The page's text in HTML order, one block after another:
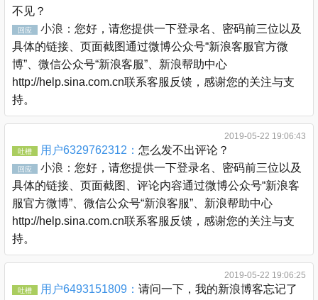
不见？
回应 小浪： 您好，请您提供一下登录名、密码前三位以及
具体的链接、页面截图通过微博公众号“新浪客服官方微
博”、微信公众号“新浪客服”、新浪帮助中心
http://help.sina.com.cn联系客服反馈，感谢您的关注与支
持。
2019-05-22 19:06:43
吐槽 用户6329762312： 怎么发不出评论？
回应 小浪： 您好，请您提供一下登录名、密码前三位以及
具体的链接、页面截图、评论内容通过微博公众号“新浪客
服官方微博”、微信公众号“新浪客服”、新浪帮助中心
http://help.sina.com.cn联系客服反馈，感谢您的关注与支
持。
2019-05-22 19:06:25
吐槽 用户6493151809： 请问一下，我的新浪博客忘记了